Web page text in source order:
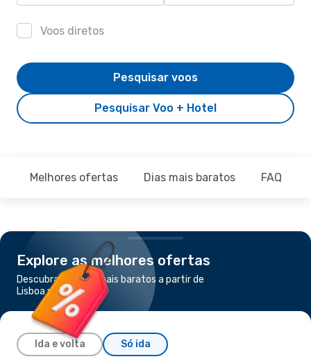
Voos diretos
Pesquisar Voo + Hotel
Pesquisar voos
Melhores ofertas Dias mais baratos FAQ
Explore as melhores ofertas
Descubra os voos mais baratos a partir de
Lisboa para Berlim
Ida e volta Só ida